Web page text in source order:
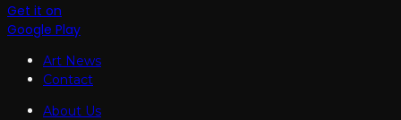
Get it on
Google Play
Art News
Contact
About Us